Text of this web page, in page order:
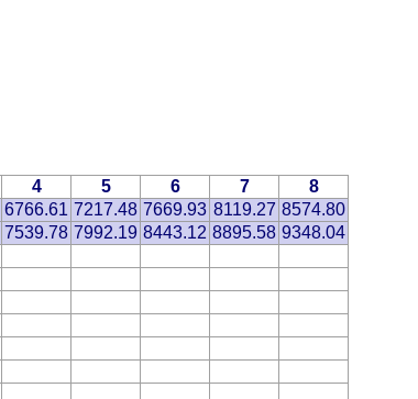
4 5 6 7
8
6766.61 7217.48 7669.93 8119.27 8574.80
7539.78 7992.19 8443.12 8895.58 9348.04